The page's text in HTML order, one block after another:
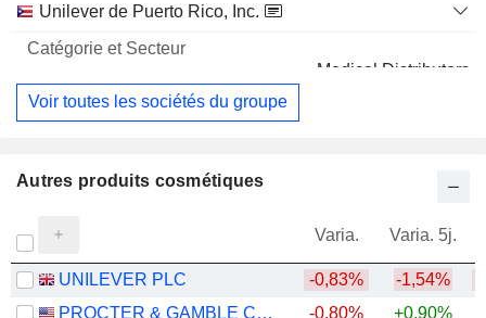
Unilever de Puerto Rico, Inc.
Medical Distributors
Voir toutes les sociétés du groupe
Autres produits cosmétiques
Varia. Varia. 5j.
UNILEVER PLC -0,83% -1,54%
PROCTER & GAMBLE COMPANY
-0,80% +0,90%